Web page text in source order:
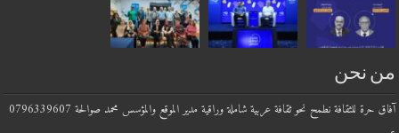
من نحن
آفاق حرة للثقافة نطمح نحو ثقافة عربية شاملة وراقية مدير الموقع والمؤسس محمد صوالحة 0796339607